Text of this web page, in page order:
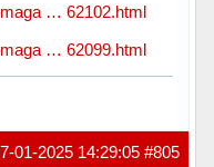
… 62102.html
… 62099.html
#805
01-2025 14:29:05